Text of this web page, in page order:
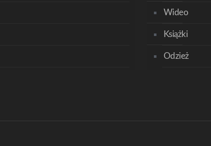
Wideo
Książki
Odzież